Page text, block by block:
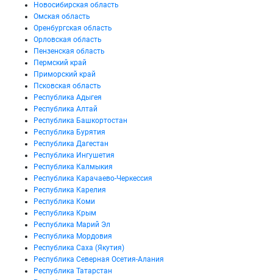
Новосибирская область
Омская область
Оренбургская область
Орловская область
Пензенская область
Пермский край
Приморский край
Псковская область
Республика Адыгея
Республика Алтай
Республика Башкортостан
Республика Бурятия
Республика Дагестан
Республика Ингушетия
Республика Калмыкия
Республика Карачаево-Черкессия
Республика Карелия
Республика Коми
Республика Крым
Республика Марий Эл
Республика Мордовия
Республика Саха (Якутия)
Республика Северная Осетия-Алания
Республика Татарстан